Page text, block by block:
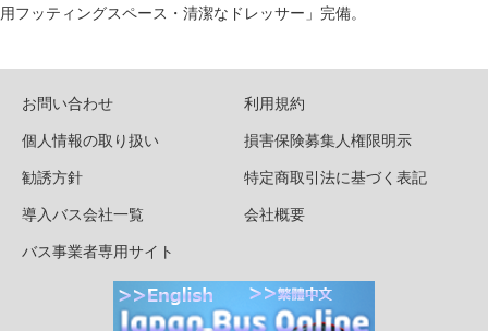
用フッティングスペース・清潔なドレッサー」完備。
お問い合わせ
利用規約
個人情報の取り扱い
損害保険募集人権限明示
勧誘方針
特定商取引法に基づく表記
導入バス会社一覧
会社概要
バス事業者専用サイト